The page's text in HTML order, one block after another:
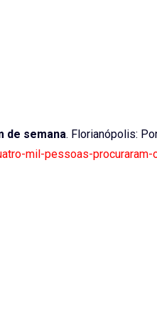
de semana. Florianópolis:
mil-pessoas-procuraram-